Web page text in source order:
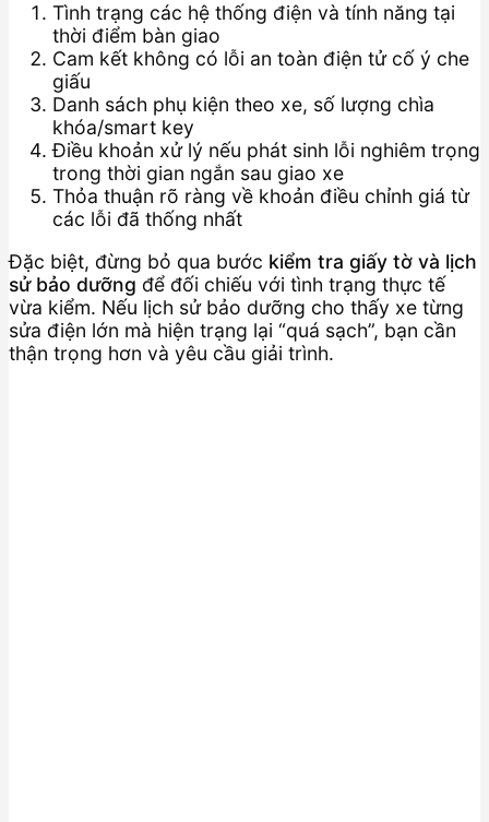
Tình trạng các hệ thống điện và tính năng tại
thời điểm bàn giao
Cam kết không có lỗi an toàn điện tử cố ý che
giấu
Danh sách phụ kiện theo xe, số lượng chìa
khóa/smart key
Điều khoản xử lý nếu phát sinh lỗi nghiêm trọng
trong thời gian ngắn sau giao xe
Thỏa thuận rõ ràng về khoản điều chỉnh giá từ
các lỗi đã thống nhất
Đặc biệt, đừng bỏ qua bước kiểm tra giấy tờ và lịch
sử bảo dưỡng để đối chiếu với tình trạng thực tế
vừa kiểm. Nếu lịch sử bảo dưỡng cho thấy xe từng
sửa điện lớn mà hiện trạng lại “quá sạch”, bạn cần
thận trọng hơn và yêu cầu giải trình.